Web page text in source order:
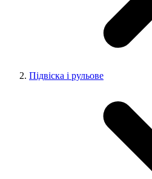
Підвіска і рульове